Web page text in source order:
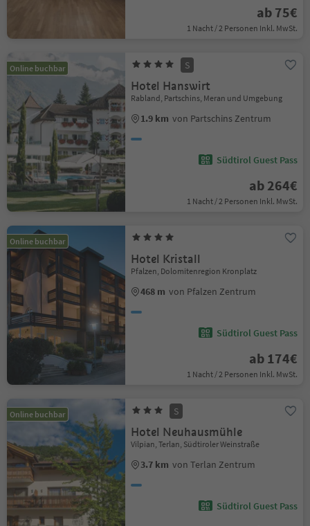
ab 75€
1 Nacht / 2 Personen Inkl. MwSt.
Online buchbar S
Hotel Hanswirt
Rabland, Partschins, Meran und Umgebung
1.9 km von Partschins Zentrum
Südtirol Guest Pass
ab 264€
1 Nacht / 2 Personen Inkl. MwSt.
Online buchbar
Hotel Kristall
Pfalzen, Dolomitenregion Kronplatz
468 m von Pfalzen Zentrum
Südtirol Guest Pass
ab 174€
1 Nacht / 2 Personen Inkl. MwSt.
Online buchbar S
Hotel Neuhausmühle
Vilpian, Terlan, Südtiroler Weinstraße
3.7 km von Terlan Zentrum
Südtirol Guest Pass